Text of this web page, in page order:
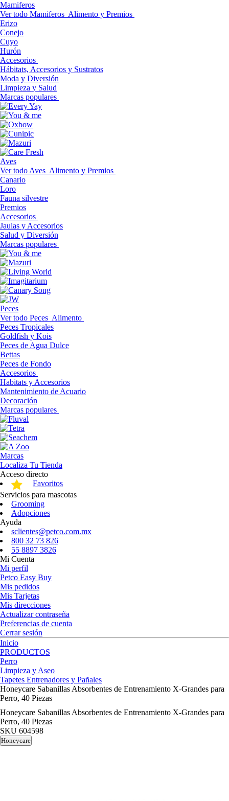
Mamiferos
Ver todo Mamiferos Alimento y Premios
Erizo
Conejo
Cuyo
Hurón
Accesorios
Hábitats, Accesorios y Sustratos
Moda y Diversión
Limpieza y Salud
Marcas populares
Aves
Ver todo Aves Alimento y Premios
Canario
Loro
Fauna silvestre
Premios
Accesorios
Jaulas y Accesorios
Salud y Diversión
Marcas populares
Peces
Ver todo Peces Alimento
Peces Tropicales
Goldfish y Kois
Peces de Agua Dulce
Bettas
Peces de Fondo
Accesorios
Habitats y Accesorios
Mantenimiento de Acuario
Decoración
Marcas populares
Marcas
Localiza Tu Tienda
Acceso directo
Favoritos
Servicios para mascotas
Grooming
Adopciones
Ayuda
sclientes@petco.com.mx
800 32 73 826
55 8897 3826
Mi Cuenta
Mi perfil
Petco Easy Buy
Mis pedidos
Mis Tarjetas
Mis direcciones
Actualizar contraseña
Preferencias de cuenta
Cerrar sesión
Inicio
PRODUCTOS
Perro
Limpieza y Aseo
Tapetes Entrenadores y Pañales
Honeycare Sabanillas Absorbentes de Entrenamiento X-Grandes para
Perro, 40 Piezas
Honeycare Sabanillas Absorbentes de Entrenamiento X-Grandes para
Perro, 40 Piezas
SKU 604598
Honeycare